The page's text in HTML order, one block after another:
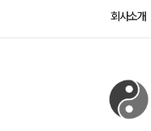
회사소개